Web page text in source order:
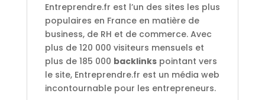
Entreprendre.fr est l’un des sites les plus
populaires en France en matière de
business, de RH et de commerce. Avec
plus de 120 000 visiteurs mensuels et
plus de 185 000 backlinkspointant vers
le site, Entreprendre.fr est un média web
incontournable pour les entrepreneurs.